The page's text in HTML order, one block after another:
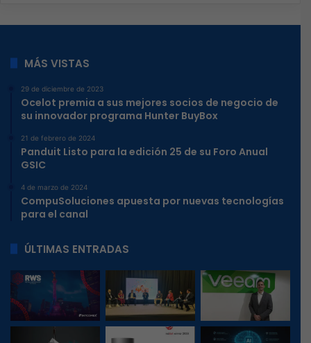
MÁS VISTAS
29 de diciembre de 2023
Ocelot premia a sus mejores socios de negocio de
su innovador programa Hunter BuyBox
21 de febrero de 2024
Panduit Listo para la edición 25 de su Foro Anual
GSIC
4 de marzo de 2024
CompuSoluciones apuesta por nuevas tecnologías
para el canal
ÚLTIMAS ENTRADAS